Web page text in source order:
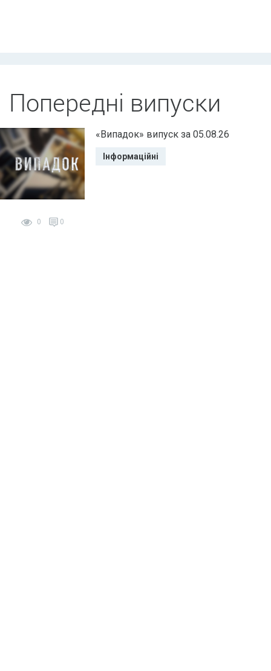
Попередні випуски
0 0
«Випадок» випуск за 05.08.26
Інформаційні